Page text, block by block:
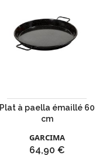
Plat à paella émaillé 60
cm
GARCIMA
Prix
64,90 €